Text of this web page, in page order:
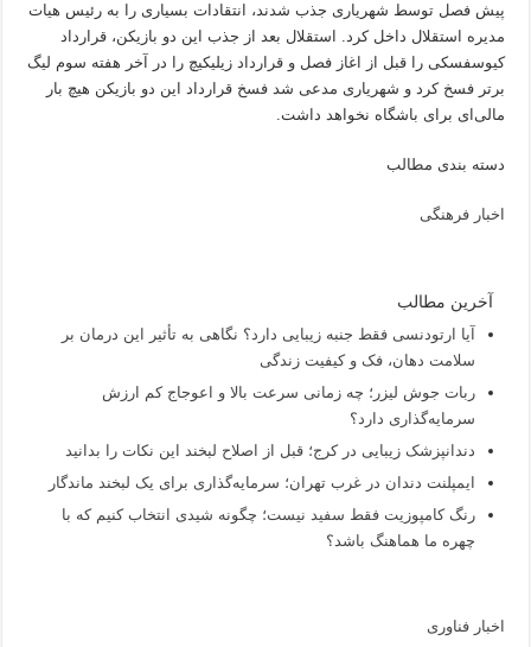
پیش فصل توسط شهریاری جذب شدند، انتقادات بسیاری را به رئیس هیات
مدیره استقلال داخل کرد. استقلال بعد از جذب این دو بازیکن، قرارداد
کیوسفسکی را قبل از اغاز فصل و قرارداد زیلیکیچ را در آخر هفته سوم لیگ
برتر فسخ کرد و شهریاری مدعی شد فسخ قرارداد این دو بازیکن هیچ بار
مالی‌ای برای باشگاه نخواهد داشت.
دسته بندی مطالب
اخبار فرهنگی
آخرین مطالب
آیا ارتودنسی فقط جنبه زیبایی دارد؟ نگاهی به تأثیر این درمان بر
سلامت دهان، فک و کیفیت زندگی
ربات جوش لیزر؛ چه زمانی سرعت بالا و اعوجاج کم ارزش
سرمایه‌گذاری دارد؟
دندانپزشک زیبایی در کرج؛ قبل از اصلاح لبخند این نکات را بدانید
ایمپلنت دندان در غرب تهران؛ سرمایه‌گذاری برای یک لبخند ماندگار
رنگ کامپوزیت فقط سفید نیست؛ چگونه شیدی انتخاب کنیم که با
چهره ما هماهنگ باشد؟
اخبار فناوری